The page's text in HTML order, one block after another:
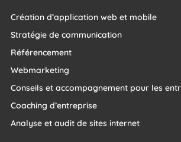
Création d’application web et mobile
Stratégie de communication
Référencement
Webmarketing
Conseils et accompagnement pour les
Coaching d’entreprise
Analyse et audit de sites internet